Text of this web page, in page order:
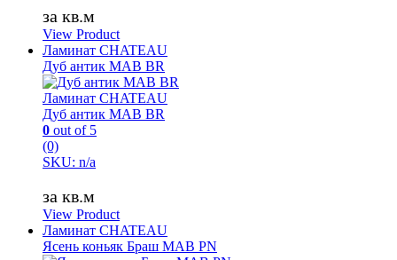
за кв.м
View Product
Ламинат CHATEAU
Дуб антик MAB BR
Ламинат CHATEAU
Дуб антик MAB BR
0 out of 5
(0)
SKU: n/a
за кв.м
View Product
Ламинат CHATEAU
Ясень коньяк Браш MAB PN